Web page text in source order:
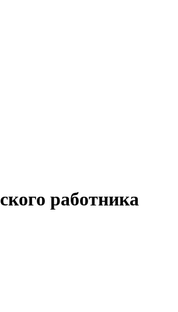
работника